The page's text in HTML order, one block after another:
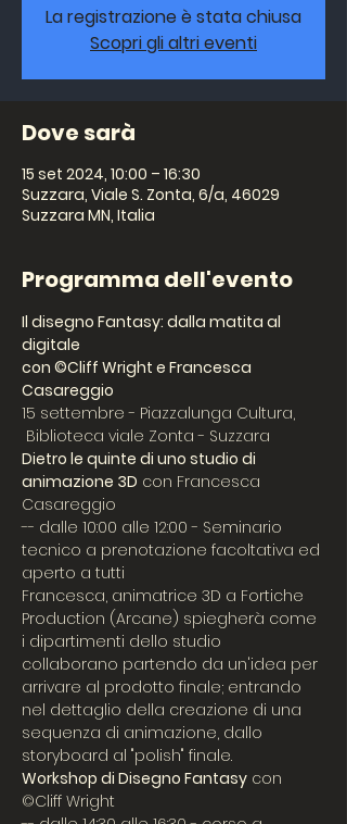
La registrazione è stata chiusa
Scopri gli altri eventi
Dove sarà
15 set 2024, 10:00 – 16:30
Suzzara, Viale S. Zonta, 6/a, 46029
Suzzara MN, Italia
Programma dell'evento
Il disegno Fantasy: dalla matita al
digitale
con ©Cliff Wright e Francesca
Casareggio
15 settembre - Piazzalunga Cultura,
Biblioteca viale Zonta - Suzzara
Dietro le quinte di uno studio di
animazione 3D con Francesca
Casareggio
-- dalle 10:00 alle 12:00 - Seminario
tecnico a prenotazione facoltativa ed
aperto a tutti
Francesca, animatrice 3D a Fortiche
Production (Arcane) spiegherà come
i dipartimenti dello studio
collaborano partendo da un'idea per
arrivare al prodotto finale; entrando
nel dettaglio della creazione di una
sequenza di animazione, dallo
storyboard al "polish" finale.
Workshop di Disegno Fantasy con
©Cliff Wright